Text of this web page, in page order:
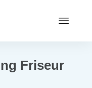
Friseur